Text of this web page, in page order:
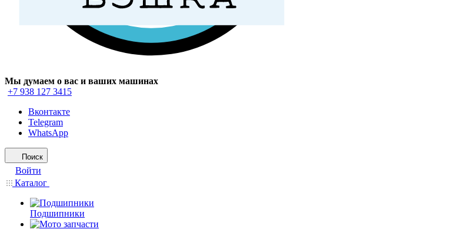
Мы думаем о вас и ваших машинах
+7 938 127 3415
Вконтакте
Telegram
WhatsApp
Поиск
Войти
Каталог
Подшипники